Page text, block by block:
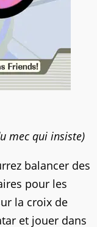
mec qui insiste)
balancer des
pour les
la croix de
et jouer dans